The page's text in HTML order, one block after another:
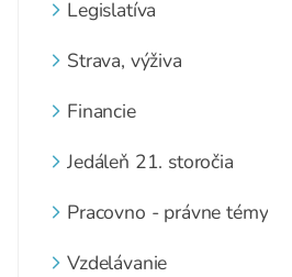
Legislatíva
Strava, výživa
Financie
Jedáleň 21. storočia
Pracovno - právne témy
Vzdelávanie